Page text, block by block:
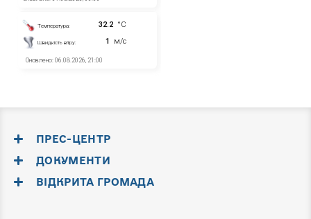
ПРЕС-ЦЕНТР
ДОКУМЕНТИ
ВІДКРИТА ГРОМАДА